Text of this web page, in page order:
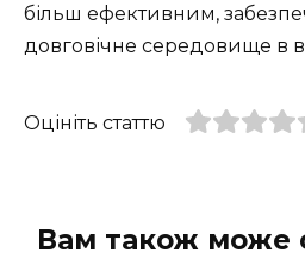
більш ефективним,
довговічне середовище в
Оцініть статтю
Вам також може